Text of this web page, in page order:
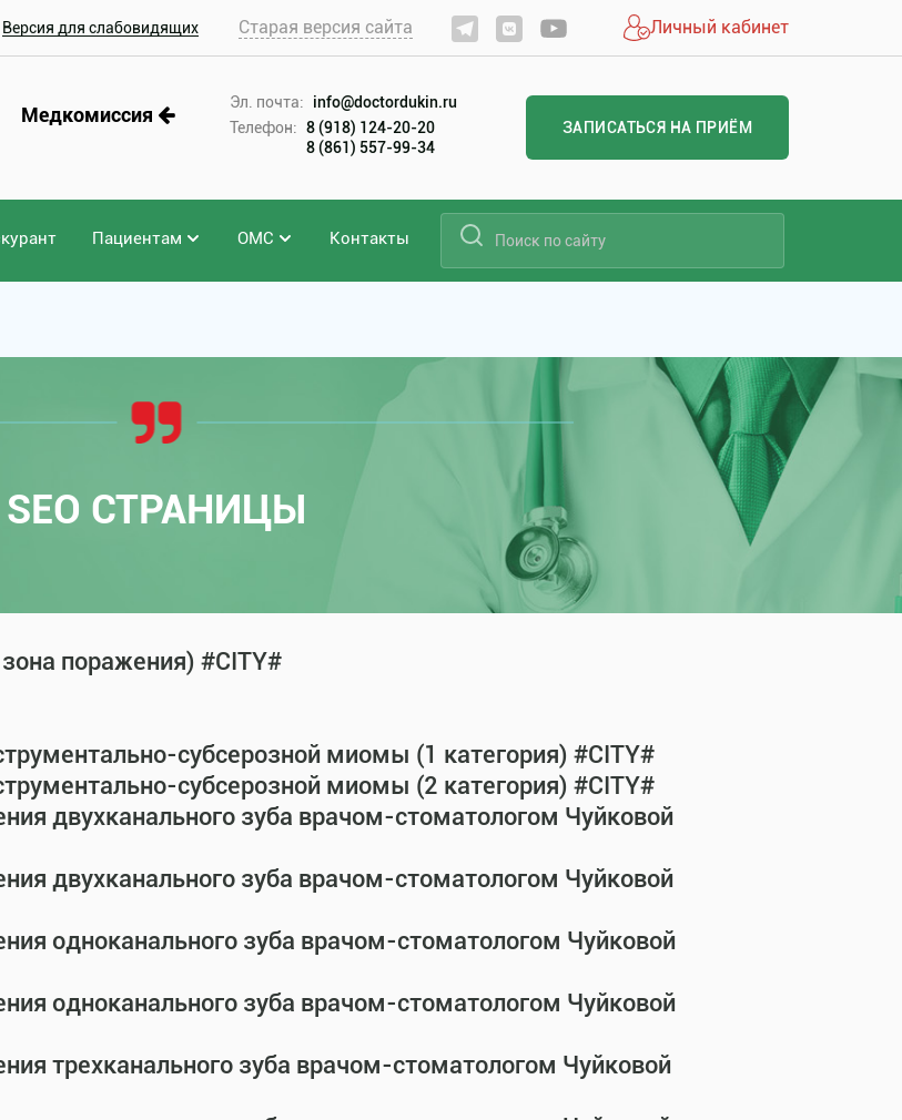
Версия для слабовидящих Старая версия сайта Личный кабинет
Медкомиссия
Эл. почта:
info@doctordukin.ru
Телефон: 8 (918) 124-20-20
8 (861) 557-99-34
ЗАПИСАТЬСЯ НА ПРИЁМ
Пациентам ОМС Контакты
SEO СТРАНИЦЫ
поражения) #CITY#
субсерозной миомы (1 категория) #CITY#
субсерозной миомы (2 категория) #CITY#
двухканального зуба врачом-стоматологом Чуйковой
двухканального зуба врачом-стоматологом Чуйковой
одноканального зуба врачом-стоматологом Чуйковой
одноканального зуба врачом-стоматологом Чуйковой
трехканального зуба врачом-стоматологом Чуйковой